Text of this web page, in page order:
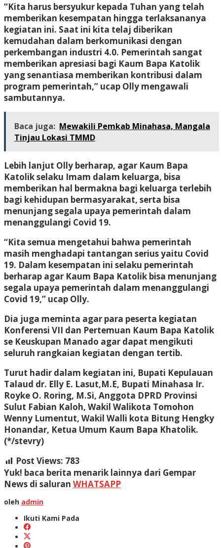
“Kita harus bersyukur kepada Tuhan yang telah
memberikan kesempatan hingga terlaksananya
kegiatan ini. Saat ini kita telaj diberikan
kemudahan dalam berkomunikasi dengan
perkembangan industri 4.0. Pemerintah sangat
memberikan apresiasi bagi Kaum Bapa Katolik
yang senantiasa memberikan kontribusi dalam
program pemerintah,” ucap Olly mengawali
sambutannya.
Baca juga: Mewakili Pemkab Minahasa, Mangala
Tinjau Lokasi TMMD
Lebih lanjut Olly berharap, agar Kaum Bapa
Katolik selaku Imam dalam keluarga, bisa
memberikan hal bermakna bagi keluarga terlebih
bagi kehidupan bermasyarakat, serta bisa
menunjang segala upaya pemerintah dalam
menanggulangi Covid 19.
“Kita semua mengetahui bahwa pemerintah
masih menghadapi tantangan serius yaitu Covid
19. Dalam kesempatan ini selaku pemerintah
berharap agar Kaum Bapa Katolik bisa menunjang
segala upaya pemerintah dalam menanggulangi
Covid 19,” ucap Olly.
Dia juga meminta agar para peserta kegiatan
Konferensi VII dan Pertemuan Kaum Bapa Katolik
se Keuskupan Manado agar dapat mengikuti
seluruh rangkaian kegiatan dengan tertib.
Turut hadir dalam kegiatan ini, Bupati Kepulauan
Talaud dr. Elly E. Lasut,M.E, Bupati Minahasa Ir.
Royke O. Roring, M.Si, Anggota DPRD Provinsi
Sulut Fabian Kaloh, Wakil Walikota Tomohon
Wenny Lumentut, Wakil Walli kota Bitung Hengky
Honandar, Ketua Umum Kaum Bapa Khatolik.
(*/stevry)
Post Views: 783
Yuk! baca berita menarik lainnya dari Gempar
News di saluran WHATSAPP
oleh admin
Ikuti Kami Pada